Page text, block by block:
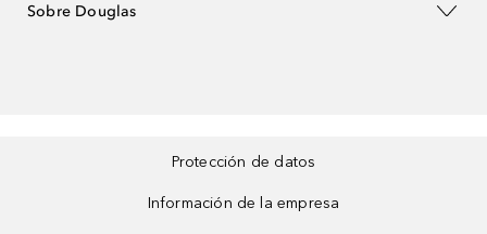
Sobre Douglas
Protección de datos
Información de la empresa